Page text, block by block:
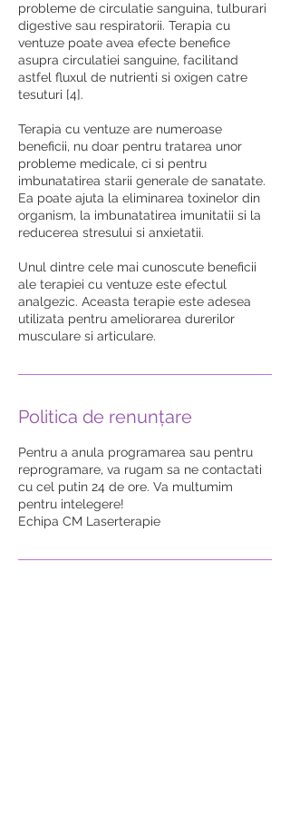
probleme de circulatie sanguina, tulburari
digestive sau respiratorii. Terapia cu
ventuze poate avea efecte benefice
asupra circulatiei sanguine, facilitand
astfel fluxul de nutrienti si oxigen catre
tesuturi [4].
Terapia cu ventuze are numeroase
beneficii, nu doar pentru tratarea unor
probleme medicale, ci si pentru
imbunatatirea starii generale de sanatate.
Ea poate ajuta la eliminarea toxinelor din
organism, la imbunatatirea imunitatii si la
reducerea stresului si anxietatii.
Unul dintre cele mai cunoscute beneficii
ale terapiei cu ventuze este efectul
analgezic. Aceasta terapie este adesea
utilizata pentru ameliorarea durerilor
musculare si articulare.
Politica de renunțare
Pentru a anula programarea sau pentru
reprogramare, va rugam sa ne contactati
cu cel putin 24 de ore. Va multumim
pentru intelegere!
Echipa CM Laserterapie